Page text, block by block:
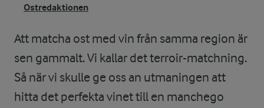
Ostredaktionen
Att matcha ost med vin från samma region är
sen gammalt. Vi kallar det terroir-matchning.
Så när vi skulle ge oss an utmaningen att
hitta det perfekta vinet till en manchego